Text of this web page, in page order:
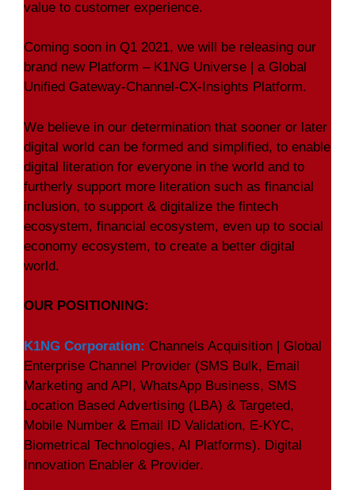
value to customer experience.
Coming soon in Q1 2021, we will be releasing our
brand new Platform – K1NG Universe | a Global
Unified Gateway-Channel-CX-Insights Platform.
We believe in our determination that sooner or later
digital world can be formed and simplified, to enable
digital literation for everyone in the world and to
furtherly support more literation such as financial
inclusion, to support & digitalize the fintech
ecosystem, financial ecosystem, even up to social
economy ecosystem, to create a better digital
world.
OUR POSITIONING:
K1NG Corporation: Channels Acquisition | Global
Enterprise Channel Provider (SMS Bulk, Email
Marketing and API, WhatsApp Business, SMS
Location Based Advertising (LBA) & Targeted,
Mobile Number & Email ID Validation, E-KYC,
Biometrical Technologies, AI Platforms). Digital
Innovation Enabler & Provider.